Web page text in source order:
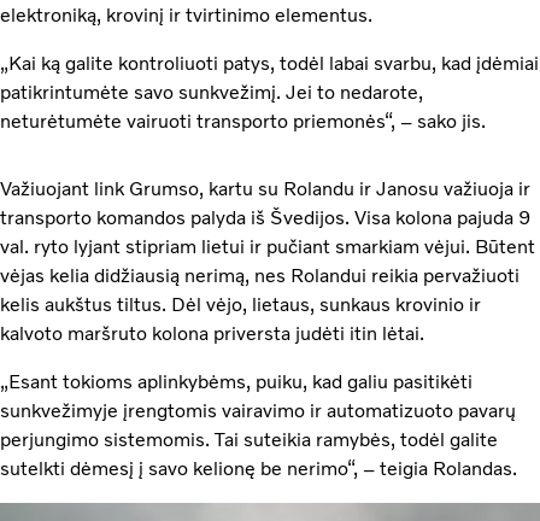
elektroniką, krovinį ir tvirtinimo elementus.
„Kai ką galite kontroliuoti patys, todėl labai svarbu, kad įdėmiai
patikrintumėte savo sunkvežimį. Jei to nedarote,
neturėtumėte vairuoti transporto priemonės“, – sako jis.
Važiuojant link Grumso, kartu su Rolandu ir Janosu važiuoja ir
transporto komandos palyda iš Švedijos. Visa kolona pajuda 9
val. ryto lyjant stipriam lietui ir pučiant smarkiam vėjui. Būtent
vėjas kelia didžiausią nerimą, nes Rolandui reikia pervažiuoti
kelis aukštus tiltus. Dėl vėjo, lietaus, sunkaus krovinio ir
kalvoto maršruto kolona priversta judėti itin lėtai.
„Esant tokioms aplinkybėms, puiku, kad galiu pasitikėti
sunkvežimyje įrengtomis vairavimo ir automatizuoto pavarų
perjungimo sistemomis. Tai suteikia ramybės, todėl galite
sutelkti dėmesį į savo kelionę be nerimo“, – teigia Rolandas.